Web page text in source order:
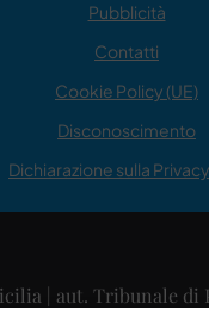
Pubblicità
Contatti
Cookie Policy (UE)
Disconoscimento
Dichiarazione sulla
| aut. Tribunale di